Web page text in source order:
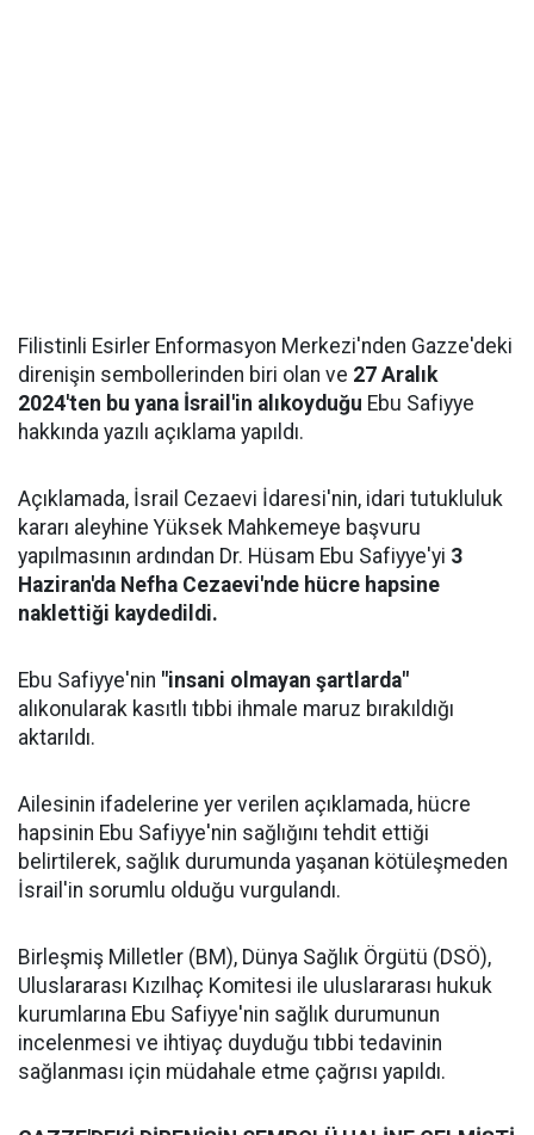
Filistinli Esirler Enformasyon Merkezi'nden Gazze'deki
direnişin sembollerinden biri olan ve 27 Aralık
2024'ten bu yana İsrail'in alıkoyduğu Ebu Safiyye
hakkında yazılı açıklama yapıldı.
Açıklamada, İsrail Cezaevi İdaresi'nin, idari tutukluluk
kararı aleyhine Yüksek Mahkemeye başvuru
yapılmasının ardından Dr. Hüsam Ebu Safiyye'yi 3
Haziran'da Nefha Cezaevi'nde hücre hapsine
naklettiği kaydedildi.
Ebu Safiyye'nin "insani olmayan şartlarda"
alıkonularak kasıtlı tıbbi ihmale maruz bırakıldığı
aktarıldı.
Ailesinin ifadelerine yer verilen açıklamada, hücre
hapsinin Ebu Safiyye'nin sağlığını tehdit ettiği
belirtilerek, sağlık durumunda yaşanan kötüleşmeden
İsrail'in sorumlu olduğu vurgulandı.
Birleşmiş Milletler (BM), Dünya Sağlık Örgütü (DSÖ),
Uluslararası Kızılhaç Komitesi ile uluslararası hukuk
kurumlarına Ebu Safiyye'nin sağlık durumunun
incelenmesi ve ihtiyaç duyduğu tıbbi tedavinin
sağlanması için müdahale etme çağrısı yapıldı.